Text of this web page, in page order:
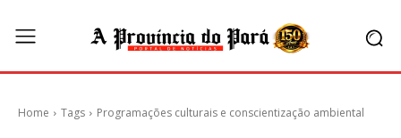
Home Tags Programações culturais e conscientização ambiental